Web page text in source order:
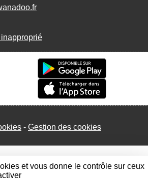
Gestion des cookies
et vous donne le contrôle sur ceux